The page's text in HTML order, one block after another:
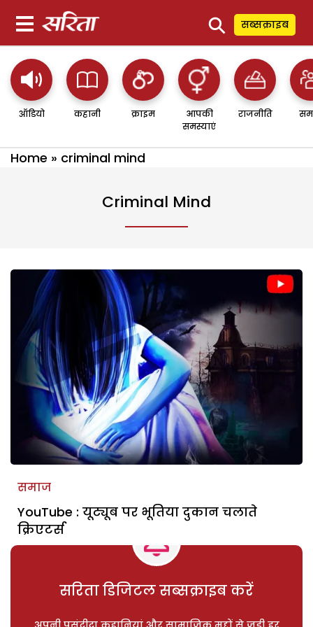
⚲ सब्सक्राइब
ऑडियो कहानी क्राइम
आपकी
समस्याएं
राजनीति
Home » criminal mind
Criminal Mind
समाज
YouTube : यूट्यूब पर भूतिया दुकान चलाते
क्रिएटर्स
सरिता डिजिटल सब्सक्राइब करें